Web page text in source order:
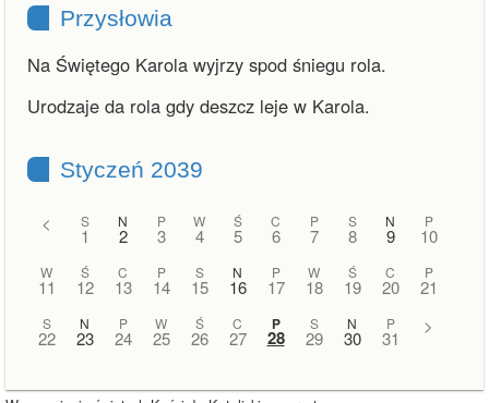
Przysłowia
Na Świętego Karola wyjrzy spod śniegu rola.
Urodzaje da rola gdy deszcz leje w Karola.
Styczeń 2039
< S
1
N
2
P
3
W
4
Ś
5
C
6
P
7
S
8
N
9
P
10
W
11
Ś
12
C
13
P
14
S
15
N
16
P
17
W
18
Ś
19
C
20
P
21
S
22
N
23
P
24
W
25
Ś
26
C
27
P
28
S
29
N
30
P
31
>